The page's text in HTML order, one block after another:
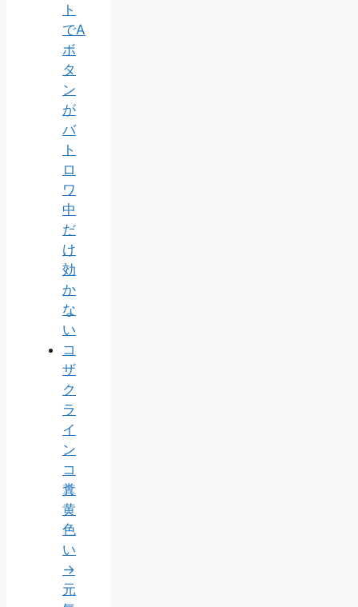
ト
でA
ボ
タ
ン
が
バ
ト
ロ
ワ
中
だ
け
効
か
な
い
コ
ザ
ク
ラ
イ
ン
コ
糞
黄
色
い
→
元